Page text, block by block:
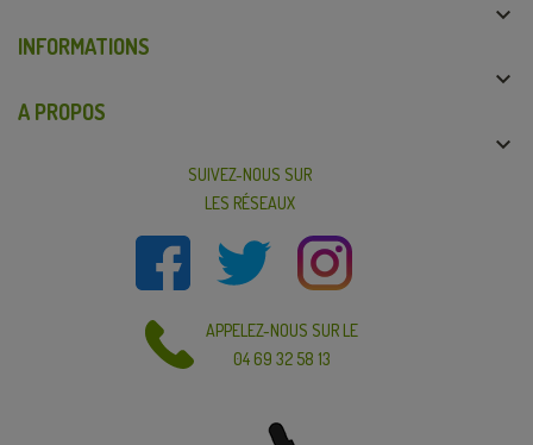

INFORMATIONS

A PROPOS

SUIVEZ-NOUS SUR
LES RÉSEAUX
APPELEZ-NOUS SUR LE
04 69 32 58 13